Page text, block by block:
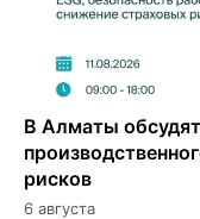
В Алматы
рисков
6 августа